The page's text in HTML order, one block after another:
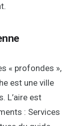
« profondes »,
est une ville
L’aire est
: Services